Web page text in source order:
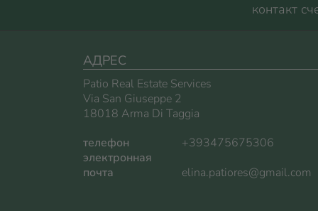
контакт
АДРЕС
Patio Real Estate Services
Via San Giuseppe 2
18018 Arma Di Taggia
телефон
+393475675306
электронная
почта
elina.patiores@gmail.com